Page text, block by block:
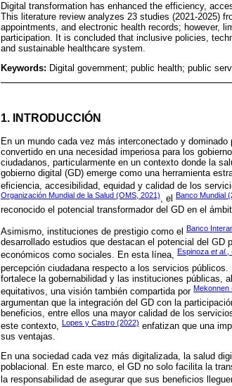
Digital transformation has enhanced the efficiency,
This literature review analyzes 23 studies (2021-2025)
appointments, and electronic health records; however,
participation. It is concluded that inclusive policies,
and sustainable healthcare system.
Keywords: Digital government; public health; public
1. INTRODUCCIÓN
En un mundo cada vez más interconectado y
convertido en una necesidad imperiosa para los
ciudadanos, particularmente en un contexto donde la
gobierno digital (GD) emerge como una herramienta
eficiencia, accesibilidad, equidad y calidad de los
Organización Mundial de la Salud (OMS, 2021), el Banco Mundial
reconocido el potencial transformador del GD en el
Asimismo, instituciones de prestigio como el Banco
desarrollado estudios que destacan el potencial del GD
económicos como sociales. En esta línea, Espinoza et al.,
percepción ciudadana respecto a los servicios públicos.
fortalece la gobernabilidad y las instituciones públicas,
equitativos, una visión también compartida por Mekonnen
argumentan que la integración del GD con la
beneficios, entre ellos una mayor calidad de los
este contexto,
Lopes y Castro (2022) enfatizan que una
sus ventajas.
En una sociedad cada vez más digitalizada, la salud
poblacional. En este marco, el GD no solo facilita la
la responsabilidad de asegurar que sus beneficios